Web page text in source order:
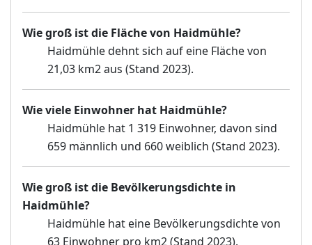
Wie groß ist die Fläche von Haidmühle?
Haidmühle dehnt sich auf eine Fläche von
21,03 km2 aus (Stand 2023).
Wie viele Einwohner hat Haidmühle?
Haidmühle hat 1 319 Einwohner, davon sind
659 männlich und 660 weiblich (Stand 2023).
Wie groß ist die Bevölkerungsdichte in
Haidmühle?
Haidmühle hat eine Bevölkerungsdichte von
63 Einwohner pro km2 (Stand 2023).